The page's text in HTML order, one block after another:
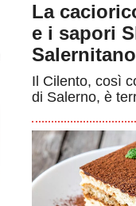
La
e i sapori
Salernitano
Il Cilento, così
di Salerno, è